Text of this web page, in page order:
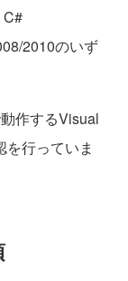
2010のいず
作するVisual
行っていま